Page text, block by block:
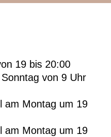
19 bis 20:00
von 9 Uhr
am Montag um 19
am Montag um 19